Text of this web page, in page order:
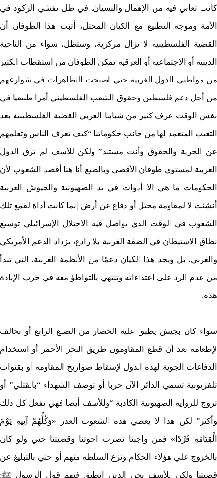
كانت تعاني فيه من الإهمال والنسيان. في ظل تفشي الركود في
الأمة وموجة التطبيع مع الكيان المحتل، أثبت هذا الطوفان أن
القضية الفلسطينية لا تزال مركزية، وستظل، سواء من الناحية
الدينية أو الاجتماعية أو العرقية تمكن الطوفان من استقطاب الكثير
من مواطني الدول الغربية حتي اصبحت التظاهرات في شوارعهم
من أجل دعم فلسطين وحقوق الشعب الفلسطيني أمرا طبيعيا في
نفس الوقت عرف كثير من شبابنا العربي القضية الفلسطينية بعد
التغيب المتعمد لها من جانب حكوماتنا “كيف تعرف الناس وتعلمهم
عن الحرية والحقوق وأنت مستبد” ولكن للأسف لم ترق الدول
العربية لمستوي طوفان الأقصى وبالطبع أنا هنا أقصد الشعوب لأن
الحكومات ما هي الا أدوات في يد الصهيونية والجيوش العربية
أنشئت لا لمقاومة محتل أو دفاع عن أرض إنما كانت أداة لقمع تلك
الشعوب في الوقت الذي يواصل فيه الاحتلال الإسرائيلي توسيع
نطاق الاستيطان في الضفة الغربية بلا رادع، يزداد الدعم الأمريكي
والغربي، بل ويجد هذا الكيان دعمًا من الأنظمة العربية، التي تبدأ
من عدم الرد على اعتداءاته وتنتهي بالتواطؤ معه في حرب الإبادة
هذه.
سواء كان بجيش يطبق عليه الحصار من الضلع الرابع أو تحالف
لإطعامه بعد أن قطع المقاومون طريق البحر الأحمر أو استخدام
الدفاعات الجوية لهذه الدول لإسقاط صواريخ المقاومة أو بقنوات
تلفزيونية تسمي الدائر الآن حربا أو توصف الشهداء “بالقتلي” أو
تروج للرواية الصهيونية الكاذبة “وللأسف أيضا فهي تفعل كل ذلك
وأكثر” لكن هذا لا يعطي هذه الشعوب العذر «وَكُلُّهُمْ آتِيهِ يَوْمَ
الْقِيَامَةِ فَرْدًا» فمن واجبنا نصرت اخوتنا وقضيتنا حتي ولو كان
بالخروج علي هؤلاء الحكام ونزع السلطة منهم أو حتي بالتبليغ عن
قضيتنا ولكن للأسف نحن الذين انطبق فيهم قول الرسول ﷺ: